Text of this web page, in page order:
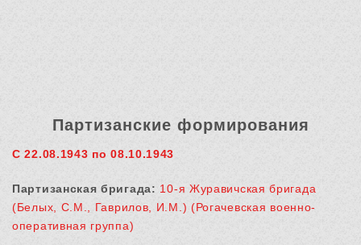
Партизанские формирования
С 22.08.1943 по 08.10.1943
Партизанская бригада: 10-я Журавичская бригада
(Белых, С.М., Гаврилов, И.М.) (Рогачевская военно-
оперативная группа)